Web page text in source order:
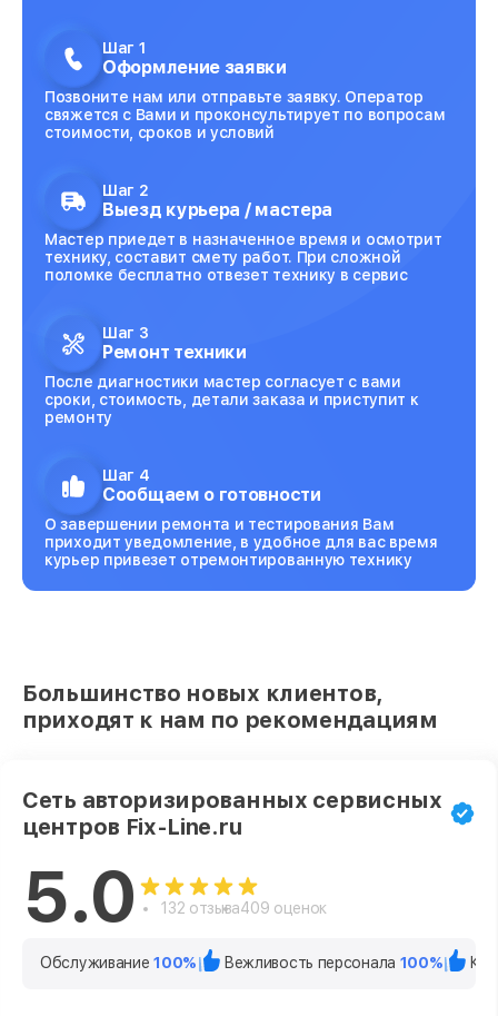
Шаг 1
Оформление заявки
Позвоните нам или отправьте заявку. Оператор
свяжется с Вами и проконсультирует по вопросам
стоимости, сроков и условий
Шаг 2
Выезд курьера / мастера
Мастер приедет в назначенное время и осмотрит
технику, составит смету работ. При сложной
поломке бесплатно отвезет технику в сервис
Шаг 3
Ремонт техники
После диагностики мастер согласует с вами
сроки, стоимость, детали заказа и приступит к
ремонту
Шаг 4
Сообщаем о готовности
О завершении ремонта и тестирования Вам
приходит уведомление, в удобное для вас время
курьер привезет отремонтированную технику
Большинство новых клиентов,
приходят к нам по рекомендациям
Сеть авторизированных сервисных
центров Fix-Line.ru
5.0 132 отзыва409 оценок
Обслуживание100% Вежливость персонала 100%